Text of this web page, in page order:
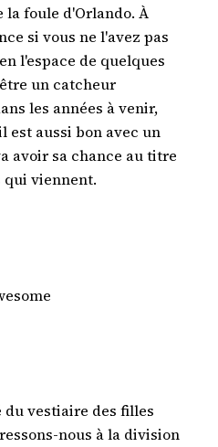
la foule d'Orlando. À
si vous ne l'avez pas
l'espace de quelques
un catcheur
les années à venir,
est aussi bon avec un
avoir sa chance au titre
qui viennent.
du vestiaire des filles
nous à la division